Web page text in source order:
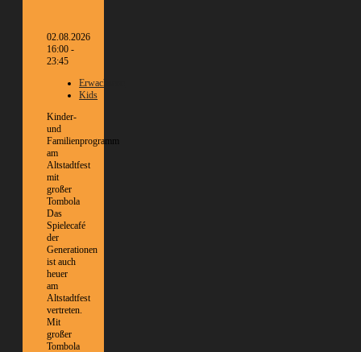
02.08.2026
16:00 -
23:45
Erwachsene
Kids
Kinder-
und
Familienprogramm
am
Altstadtfest
mit
großer
Tombola
Das
Spielecafé
der
Generationen
ist auch
heuer
am
Altstadtfest
vertreten.
Mit
großer
Tombola